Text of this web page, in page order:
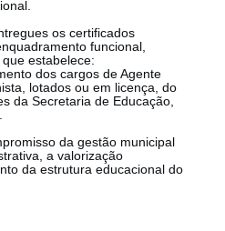
os certificados
funcional,
estabelece:
dos cargos de Agente
lotados ou em licença, do
da Secretaria de Educação,
da gestão municipal
a valorização
da estrutura educacional do